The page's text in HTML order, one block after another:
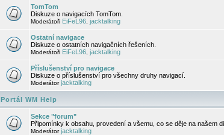
TomTom
Diskuze o navigacích TomTom.
Moderátoři EiFeL96 jacktalking
Ostatní navigace
Diskuze o ostatních navigačních řešeních.
Moderátoři EiFeL96 jacktalking
Příslušenství pro navigace
Diskuze o příslušenství pro všechny druhy navigací.
Moderátorjacktalking
Portál WM Help
Sekce "forum"
Připomínky k obsahu, provedení a všemu, co se děje na našem
Moderátorjacktalking